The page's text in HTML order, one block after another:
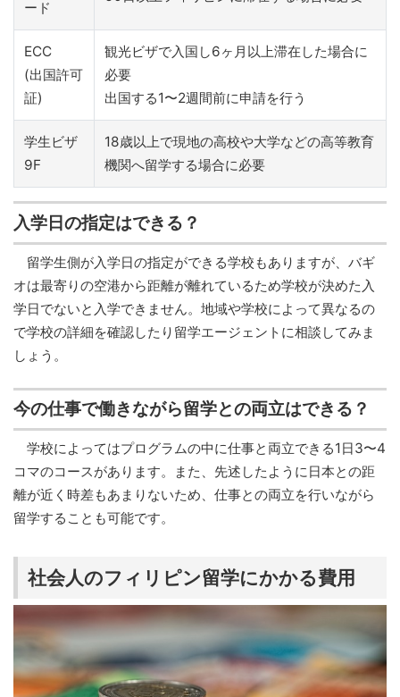
ード
ECC
(出国許可
証)
観光ビザで入国し6ヶ月以上滞在した場合に
必要
出国する1〜2週間前に申請を行う
学生ビザ
9F
18歳以上で現地の高校や大学などの高等教育
機関へ留学する場合に必要
入学日の指定はできる？
留学生側が入学日の指定ができる学校もありますが、バギ
オは最寄りの空港から距離が離れているため学校が決めた入
学日でないと入学できません。地域や学校によって異なるの
で学校の詳細を確認したり留学エージェントに相談してみま
しょう。
今の仕事で働きながら留学との両立はできる？
学校によってはプログラムの中に仕事と両立できる1日3〜4
コマのコースがあります。また、先述したように日本との距
離が近く時差もあまりないため、仕事との両立を行いながら
留学することも可能です。
社会人のフィリピン留学にかかる費用